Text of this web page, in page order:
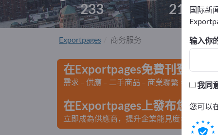
233 213
Exportpages 商务服务
在Exportpages免費刊登廣告
需求 – 供應 – 二手商品 – 商業聯繫 >> 由此開
在Exportpages上發布您的公
立即成為供應商，提升企業能見度>> 點此發
国际新
输入你
我同
您可以